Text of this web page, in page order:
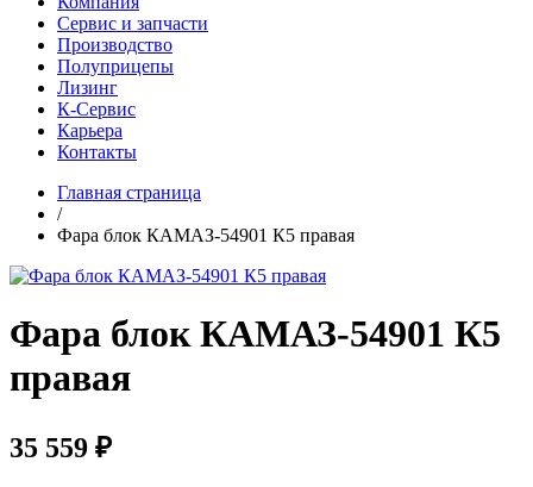
Сервис и запчасти
Производство
Полуприцепы
Лизинг
К-Сервис
Карьера
Контакты
Главная страница
/
Фара блок КАМАЗ-54901 К5 правая
Фара блок КАМАЗ-54901 К5
правая
35 559 ₽